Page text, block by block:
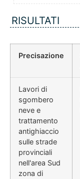
RISULTATI
Precisazione
Lavori di
sgombero
neve e
trattamento
antighiaccio
sulle strade
provinciali
nell'area Sud
zona di